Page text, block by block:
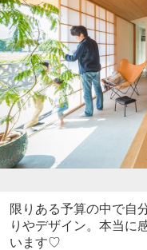
限りある予算の中で自
りやデザイン。本当に
います♡